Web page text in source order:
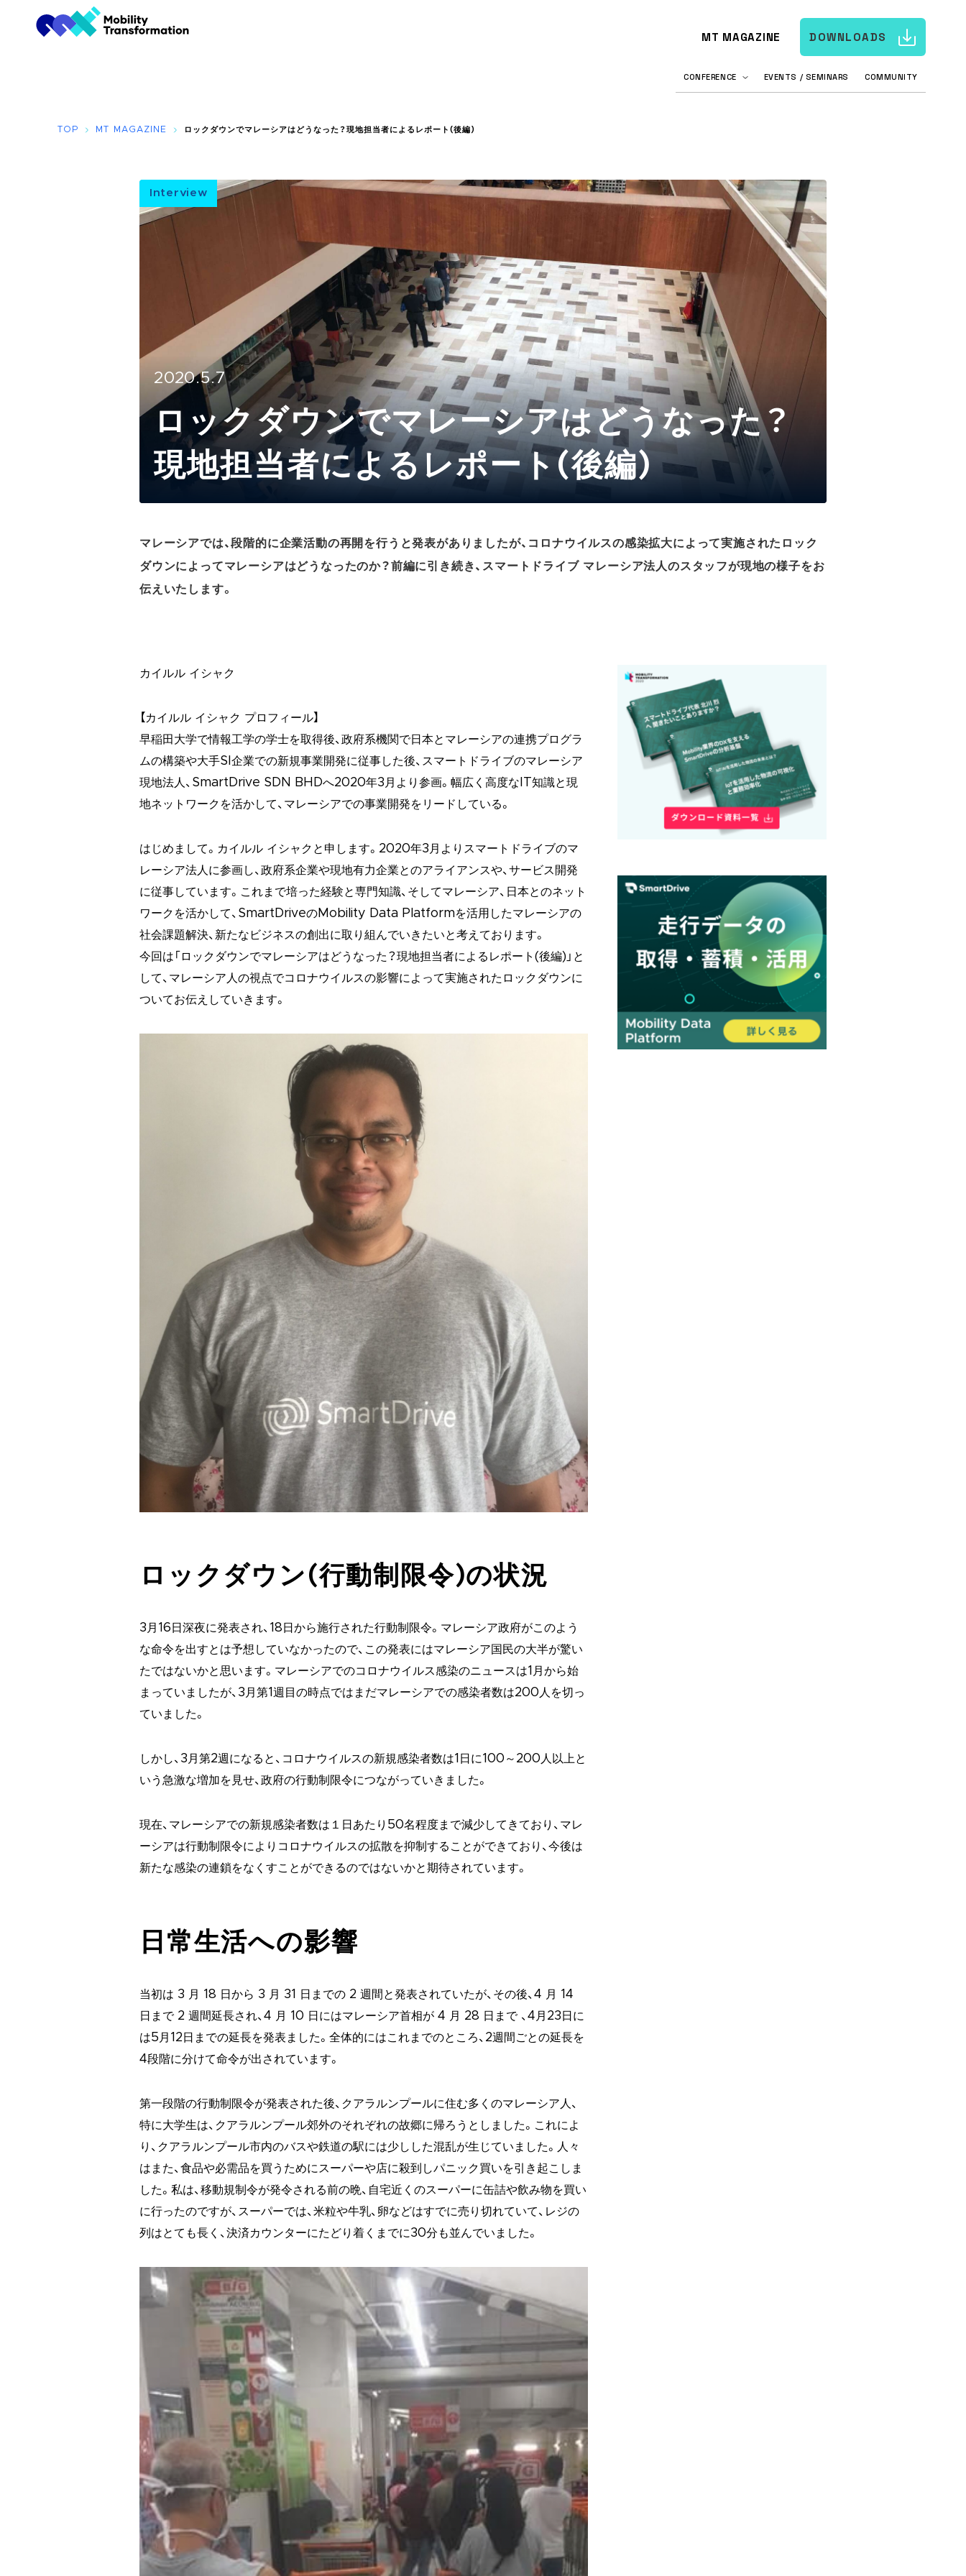
DOWNLOADS
MT MAGAZINE
CONFERENCE EVENTS / SEMINARS COMMUNITY
TOP MT MAGAZINE ロックダウンでマレーシアはどうなった？現地担当者によるレポート(後編)
Interview
2020.5.7
ロックダウンでマレーシアはどうなった？
現地担当者によるレポート(後編)
マレーシアでは、段階的に企業活動の再開を行うと発表がありましたが、コロナウイルスの感染拡大によって実施されたロック
ダウンによってマレーシアはどうなったのか？前編に引き続き、スマートドライブ マレーシア法人のスタッフが現地の様子をお
伝えいたします。
カイルル イシャク
【カイルル イシャク プロフィール】
早稲田大学で情報工学の学士を取得後、政府系機関で日本とマレーシアの連携プログラ
ムの構築や大手SI企業での新規事業開発に従事した後、スマートドライブのマレーシア
現地法人、SmartDrive SDN BHDへ2020年3月より参画。幅広く高度なIT知識と現
地ネットワークを活かして、マレーシアでの事業開発をリードしている。
はじめまして。カイルル イシャクと申します。2020年3月よりスマートドライブのマ
レーシア法人に参画し、政府系企業や現地有力企業とのアライアンスや、サービス開発
に従事しています。 これまで培った経験と専門知識、そしてマレーシア、日本とのネット
ワークを活かして、 SmartDriveのMobility Data Platformを活用したマレーシアの
社会課題解決、新たなビジネスの創出に取り組んでいきたいと考えております。
今回は「ロックダウンでマレーシアはどうなった？現地担当者によるレポート(後編)」と
して、マレーシア人の視点でコロナウイルスの影響によって実施されたロックダウンに
ついてお伝えしていきます。
ロックダウン(行動制限令)の状況
3月16日深夜に発表され、18日から施行された行動制限令。マレーシア政府がこのよう
な命令を出すとは予想していなかったので、この発表にはマレーシア国民の大半が驚い
たではないかと思います。マレーシアでのコロナウイルス感染のニュースは1月から始
まっていましたが、3月第1週目の時点ではまだマレーシアでの感染者数は200人を切っ
ていました。
しかし、3月第2週になると、コロナウイルスの新規感染者数は1日に100～200人以上と
いう急激な増加を見せ、政府の行動制限令につながっていきました。
現在、マレーシアでの新規感染者数は１日あたり50名程度まで減少してきており、マレ
ーシアは行動制限令によりコロナウイルスの拡散を抑制することができており、今後は
新たな感染の連鎖をなくすことができるのではないかと期待されています。
日常生活への影響
当初は 3 月 18 日から 3 月 31 日までの 2 週間と発表されていたが、その後、4 月 14
日まで 2 週間延長され、4 月 10 日にはマレーシア首相が 4 月 28 日まで 、4月23日に
は5月12日までの延長を発表ました。全体的にはこれまでのところ、2週間ごとの延長を
4段階に分けて命令が出されています。
第一段階の行動制限令が発表された後、クアラルンプールに住む多くのマレーシア人、
特に大学生は、クアラルンプール郊外のそれぞれの故郷に帰ろうとしました。これによ
り、クアラルンプール市内のバスや鉄道の駅には少しした混乱が生じていました。人々
はまた、食品や必需品を買うためにスーパーや店に殺到しパニック買いを引き起こしま
した。私は、移動規制令が発令される前の晩、自宅近くのスーパーに缶詰や飲み物を買い
に行ったのですが、スーパーでは、米粒や牛乳、卵などはすでに売り切れていて、レジの
列はとても長く、決済カウンターにたどり着くまでに30分も並んでいました。